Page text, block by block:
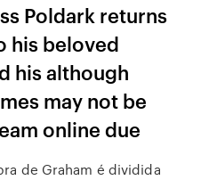
Poldark returns
his beloved
his although
may not be
online due
de Graham é dividida